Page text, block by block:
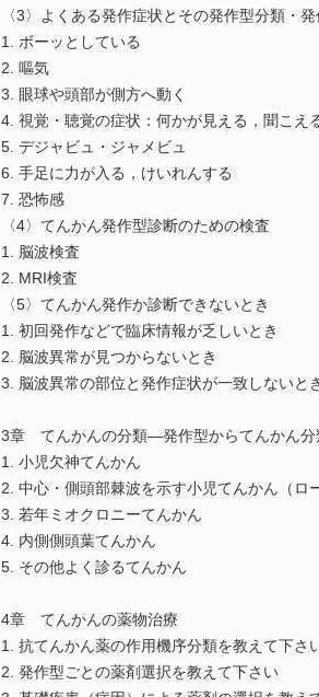
〈3〉よくある発作症状とその発作型分類・
1. ボーッとしている
2. 嘔気
3. 眼球や頭部が側方へ動く
4. 視覚・聴覚の症状：何かが見える，聞こえ
5. デジャビュ・ジャメビュ
6. 手足に力が入る，けいれんする
7. 恐怖感
〈4〉てんかん発作型診断のための検査
1. 脳波検査
2. MRI検査
〈5〉てんかん発作か診断できないとき
1. 初回発作などで臨床情報が乏しいとき
2. 脳波異常が見つからないとき
3. 脳波異常の部位と発作症状が一致しないと
3章 てんかんの分類―発作型からてんかん分
1. 小児欠神てんかん
2. 中心・側頭部棘波を示す小児てんかん（ロ
3. 若年ミオクロニーてんかん
4. 内側側頭葉てんかん
5. その他よく診るてんかん
4章 てんかんの薬物治療
1. 抗てんかん薬の作用機序分類を教えて下さ
2. 発作型ごとの薬剤選択を教えて下さい